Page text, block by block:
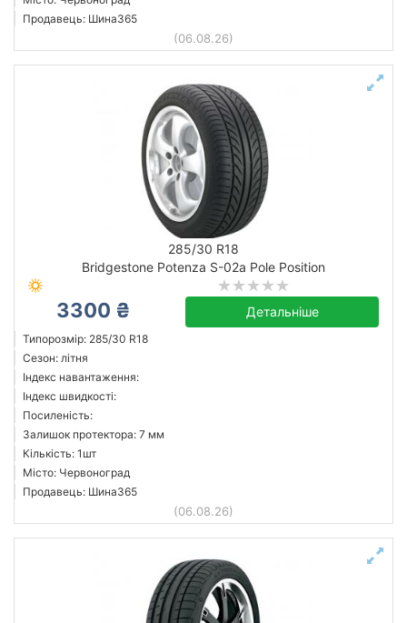
Продавець: Шина365
(06.08.26)
285/30 R18
Bridgestone Potenza S-02a Pole Position
3300 ₴ Детальніше
Типорозмір: 285/30 R18
Сезон: літня
Індекс навантаження:
Індекс швидкості:
Посиленість:
Залишок протектора: 7 мм
Кількість: 1шт
Місто: Червоноград
Продавець: Шина365
(06.08.26)